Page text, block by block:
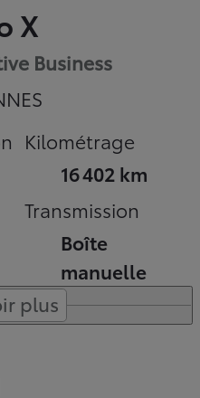
X
Business
Kilométrage
16 402 km
Transmission
Boîte
manuelle
plus